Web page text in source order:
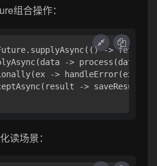
组合操作：
->
-> process(data))
-> handleError(ex))
->
读场景：